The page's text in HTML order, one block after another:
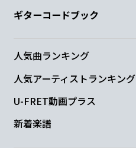
ギターコードブック
人気曲ランキング
人気アーティストランキング
U-FRET動画プラス
新着楽譜